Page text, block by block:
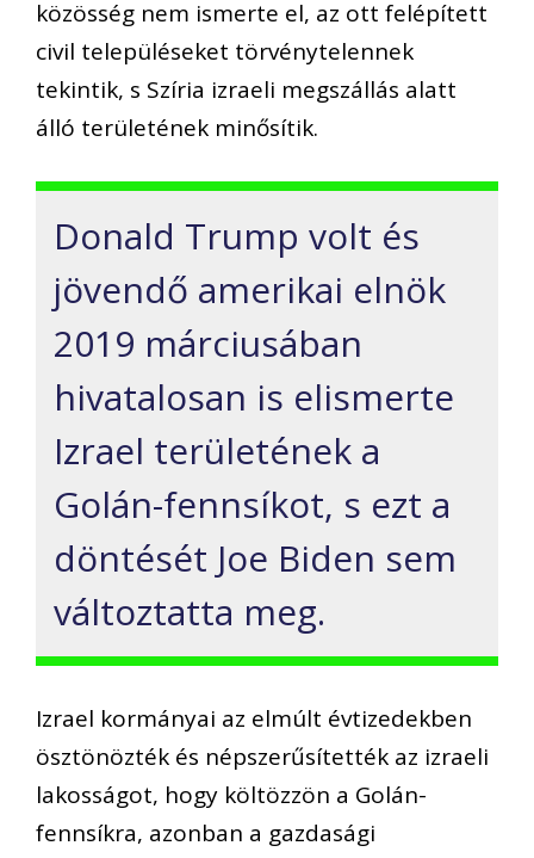
közösség nem ismerte el, az ott felépített
civil településeket törvénytelennek
tekintik, s Szíria izraeli megszállás alatt
álló területének minősítik.
Donald Trump volt és
jövendő amerikai elnök
2019 márciusában
hivatalosan is elismerte
Izrael területének a
Golán-fennsíkot, s ezt a
döntését Joe Biden sem
változtatta meg.
Izrael kormányai az elmúlt évtizedekben
ösztönözték és népszerűsítették az izraeli
lakosságot, hogy költözzön a Golán-
fennsíkra, azonban a gazdasági